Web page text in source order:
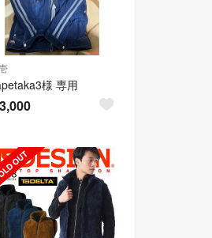
様 専用
3,000